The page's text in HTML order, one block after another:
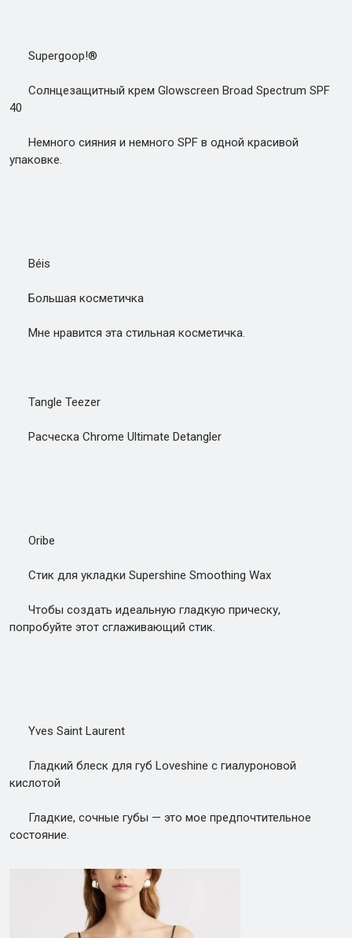
Supergoop!®
Солнцезащитный крем Glowscreen Broad Spectrum SPF
40
Немного сияния и немного SPF в одной красивой
упаковке.
Béis
Большая косметичка
Мне нравится эта стильная косметичка.
Tangle Teezer
Расческа Chrome Ultimate Detangler
Oribe
Стик для укладки Supershine Smoothing Wax
Чтобы создать идеальную гладкую прическу,
попробуйте этот сглаживающий стик.
Yves Saint Laurent
Гладкий блеск для губ Loveshine с гиалуроновой
кислотой
Гладкие, сочные губы — это мое предпочтительное
состояние.